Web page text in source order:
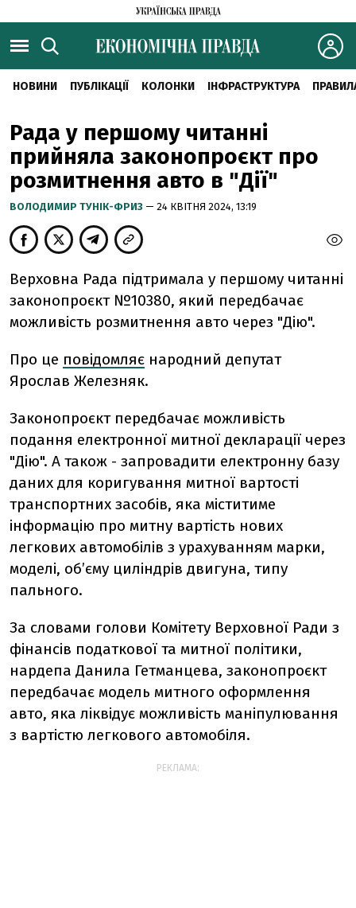
НОВИНИ ПУБЛІКАЦІЇ КОЛОНКИ ІНФРАСТРУКТУРА
Рада у першому читанні
прийняла законопроєкт про
розмитнення авто в "Дії"
ВОЛОДИМИР ТУНІК-ФРИЗ — 24 КВІТНЯ 2024, 13:19
Верховна Рада підтримала у першому читанні
законопроєкт №10380, який передбачає
можливість розмитнення авто через "Дію".
Про це повідомляє народний депутат
Ярослав Железняк.
Законопроєкт передбачає можливість
подання електронної митної декларації через
"Дію". А також - запровадити електронну базу
даних для коригування митної вартості
транспортних засобів, яка міститиме
інформацію про митну вартість нових
легкових автомобілів з урахуванням марки,
моделі, об’єму циліндрів двигуна, типу
пального.
За словами голови Комітету Верховної Ради з
фінансів податкової та митної політики,
нардепа Данила Гетманцева, законопроєкт
передбачає модель митного оформлення
авто, яка ліквідує можливість маніпулювання
з вартістю легкового автомобіля.
РЕКЛАМА: